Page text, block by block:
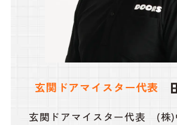
玄関ドアマイスター代表
玄関ドアマイスター代表 (株)